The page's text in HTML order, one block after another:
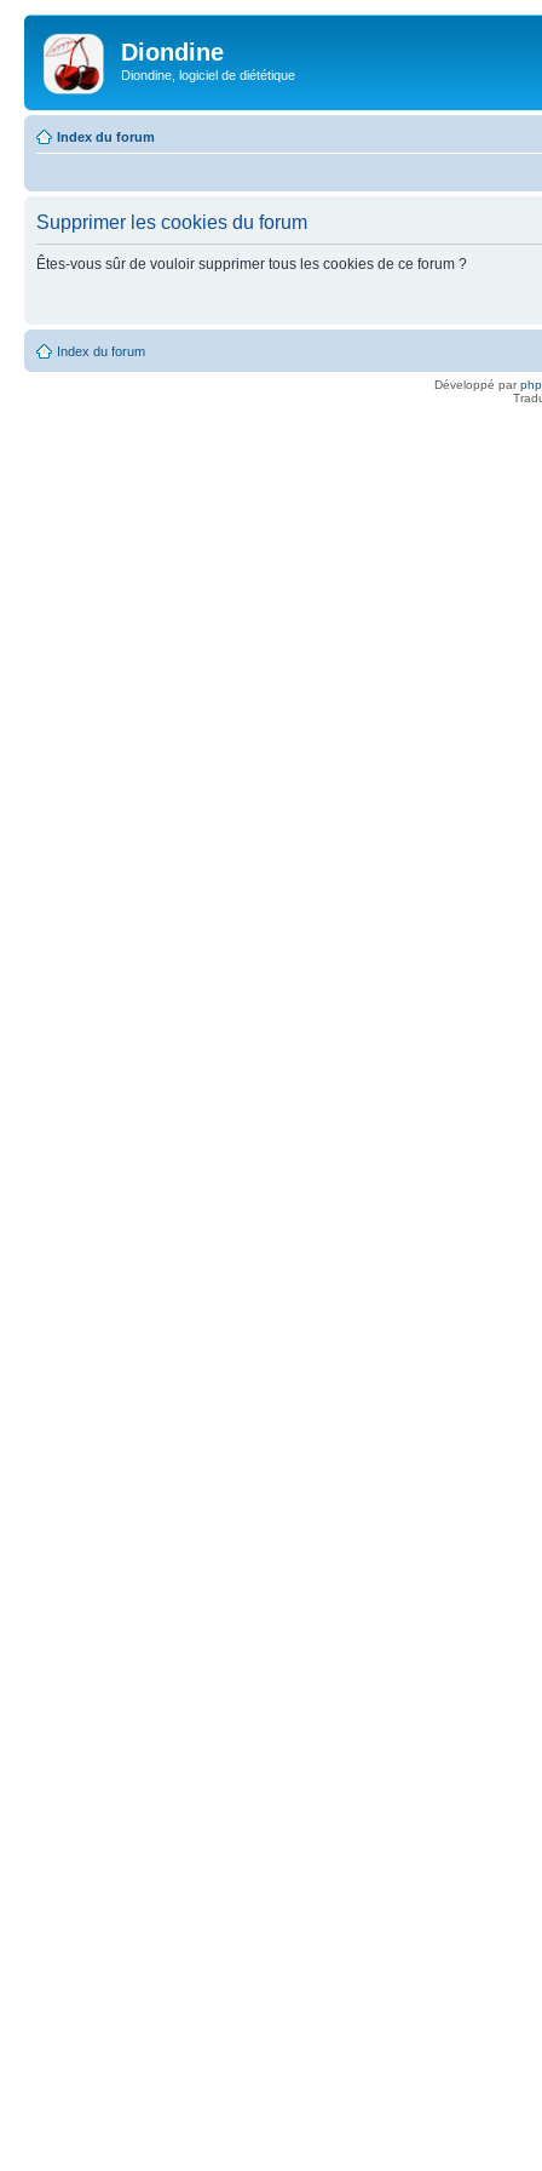
Diondine
Diondine, logiciel de diététique
Index du forum
Supprimer les cookies du forum
Êtes-vous sûr de vouloir supprimer tous les cookies de ce forum ?
Index du forum
Développé par